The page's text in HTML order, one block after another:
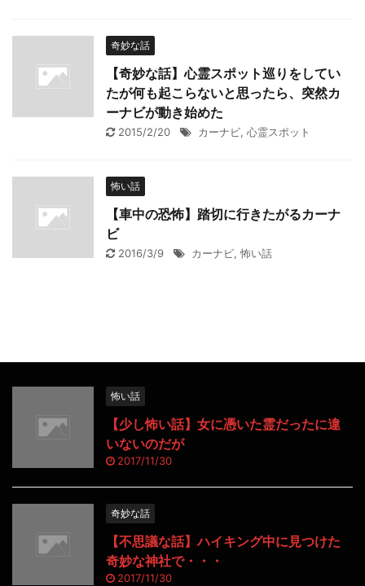
奇妙な話
【奇妙な話】心霊スポット巡りをしてい
たが何も起こらないと思ったら、突然カ
ーナビが動き始めた
2015/2/20 カーナビ, 心霊スポット
怖い話
【車中の恐怖】踏切に行きたがるカーナ
ビ
2016/3/9 カーナビ, 怖い話
怖い話
【少し怖い話】女に憑いた霊だったに違
いないのだが
2017/11/30
奇妙な話
【不思議な話】ハイキング中に見つけた
奇妙な神社で・・・
2017/11/30